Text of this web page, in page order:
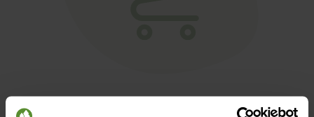
Warenkorb leer